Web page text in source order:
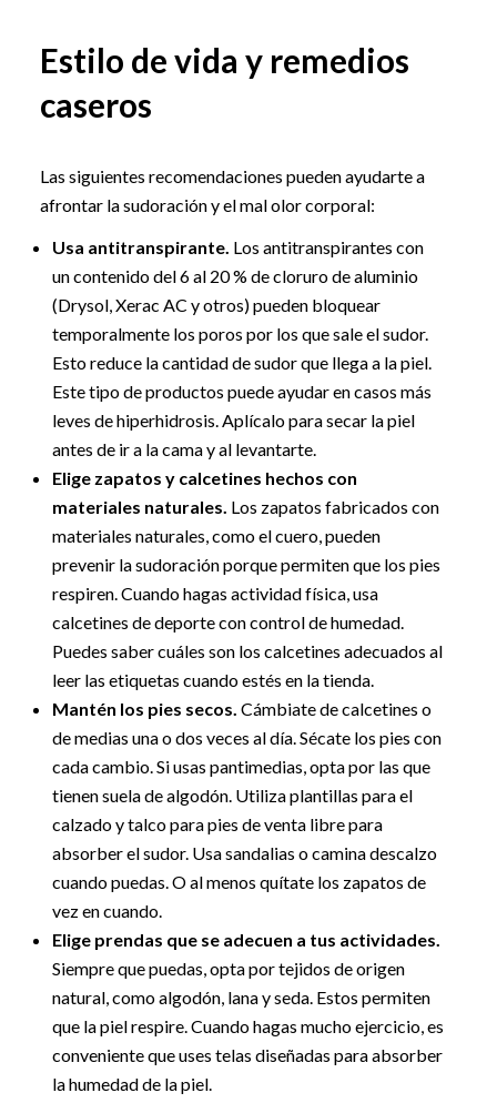
Estilo de vida y remedios
caseros
Las siguientes recomendaciones pueden ayudarte a
afrontar la sudoración y el mal olor corporal:
Usa antitranspirante. Los antitranspirantes con
un contenido del 6 al 20 % de cloruro de aluminio
(Drysol, Xerac AC y otros) pueden bloquear
temporalmente los poros por los que sale el sudor.
Esto reduce la cantidad de sudor que llega a la piel.
Este tipo de productos puede ayudar en casos más
leves de hiperhidrosis. Aplícalo para secar la piel
antes de ir a la cama y al levantarte.
Elige zapatos y calcetines hechos con
materiales naturales. Los zapatos fabricados con
materiales naturales, como el cuero, pueden
prevenir la sudoración porque permiten que los pies
respiren. Cuando hagas actividad física, usa
calcetines de deporte con control de humedad.
Puedes saber cuáles son los calcetines adecuados al
leer las etiquetas cuando estés en la tienda.
Mantén los pies secos. Cámbiate de calcetines o
de medias una o dos veces al día. Sécate los pies con
cada cambio. Si usas pantimedias, opta por las que
tienen suela de algodón. Utiliza plantillas para el
calzado y talco para pies de venta libre para
absorber el sudor. Usa sandalias o camina descalzo
cuando puedas. O al menos quítate los zapatos de
vez en cuando.
Elige prendas que se adecuen a tus actividades.
Siempre que puedas, opta por tejidos de origen
natural, como algodón, lana y seda. Estos permiten
que la piel respire. Cuando hagas mucho ejercicio, es
conveniente que uses telas diseñadas para absorber
la humedad de la piel.